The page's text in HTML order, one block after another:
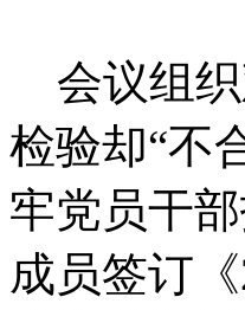
会议组织
检验却“不
牢党员干
成员签订